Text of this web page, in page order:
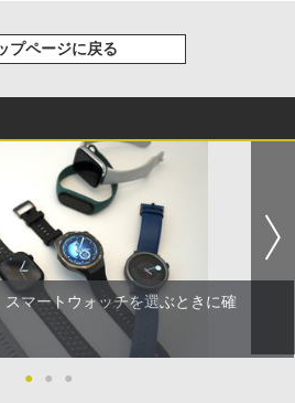
プページに戻る
マートウォッチを選ぶときに確
● ● ●